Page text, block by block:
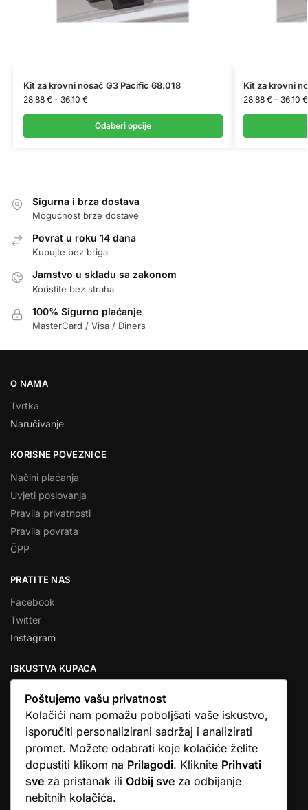
Kit za krovni nosač G3 Pacific 68.018
28,88 € – 36,10 €
Odaberi opcije
Kit za krovni
28,88 € – 36,10 €
Sigurna i brza dostava
Mogućnost brze dostave
Povrat u roku 14 dana
Kupujte bez briga
Jamstvo u skladu sa zakonom
Koristite bez straha
100% Sigurno plaćanje
MasterCard / Visa / Diners
O NAMA
Tvrtka
Naručivanje
KORISNE POVEZNICE
Načini plaćanja
Uvjeti poslovanja
Pravila privatnosti
Pravila povrata
ČPP
PRATITE NAS
Facebook
Twitter
Instagram
ISKUSTVA KUPACA
… Ono što me se dojmilo je ljudski pristup i njihova briga da
dobijem što sam naručio. U većini web shopova nitko vas ne
zove, samo otkažu narudžbu. …
Stjepan D.M.
Poštujemo vašu privatnost
Kolačići nam pomažu poboljšati vaše iskustvo,
isporučiti personalizirani sadržaj i analizirati
promet. Možete odabrati koje kolačiće želite
dopustiti klikom na Prilagodi. Kliknite Prihvati
sve za pristanak ili Odbij sve za odbijanje
nebitnih kolačića.